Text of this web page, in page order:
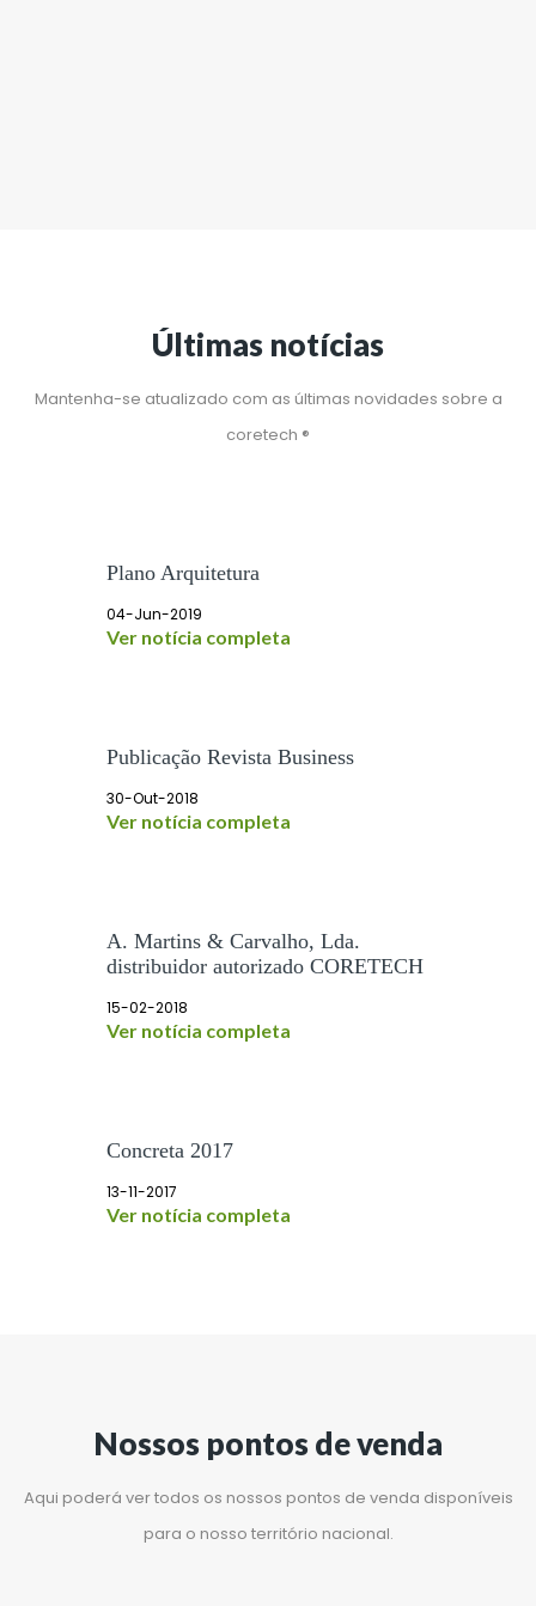
Últimas notícias
Mantenha-se atualizado com as últimas novidades sobre a
coretech ®
Plano Arquitetura
04-Jun-2019
Ver notícia completa
Publicação Revista Business
30-Out-2018
Ver notícia completa
A. Martins & Carvalho, Lda.
distribuidor autorizado CORETECH
15-02-2018
Ver notícia completa
Concreta 2017
13-11-2017
Ver notícia completa
Nossos pontos de venda
Aqui poderá ver todos os nossos pontos de venda disponíveis
para o nosso território nacional.